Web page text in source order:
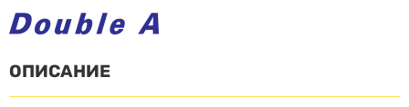
ОПИСАНИЕ